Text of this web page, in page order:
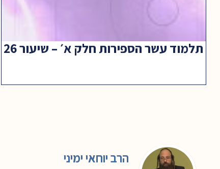
תלמוד עשר הספירות חלק א׳ – שיעור 26
הרב יוחאי ימיני